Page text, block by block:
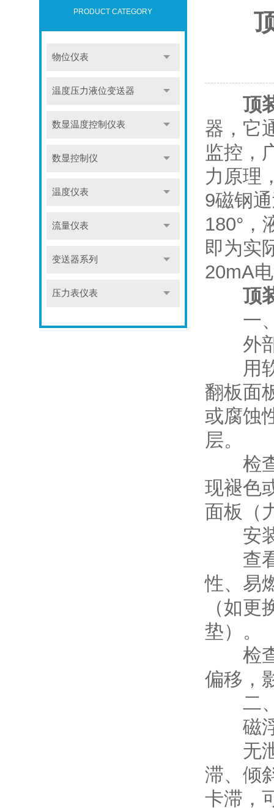
PRODUCT CATEGORY
物位仪表
温度压力液位变送器
数显温度控制仪表
数显控制仪
温度仪表
流量仪表
变送器系列
压力表仪表
顶
器，它
监控，
力原理
9磁钢
180°，
即为实
20mA
顶
一、
外部
用软
翻板面
或腐蚀
层。
检查
现褪色
面板（
安装
查看
性、易
（如
垫）。
检查
偏移，
二、
磁浮
无泄
滞、倾
卡滞，